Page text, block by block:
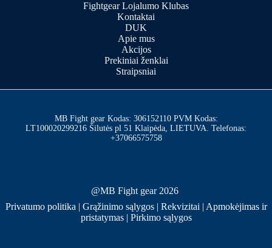
Fightgear Lojalumo Klubas
Kontaktai
DUK
Apie mus
Akcijos
Prekiniai ženklai
Straipsniai
MB Fight gear Kodas: 306152110 PVM Kodas:
LT100020299216 Šilutės pl 51 Klaipėda, LIETUVA. Telefonas:
+37066575758
@MB Fight gear 2026
Privatumo politika | Grąžinimo sąlygos | Rekvizitai | Apmokėjimas ir
pristatymas| Pirkimo sąlygos